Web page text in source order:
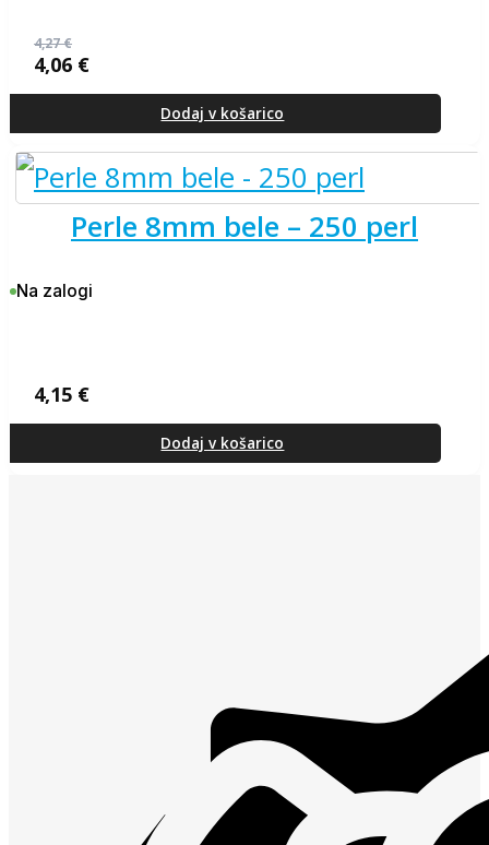
4,27€
cena
4,27 €.
4,06 €
cena
Dodaj v košarico
perle 8mm bele – 250 perl
Na zalogi
4,15 €
Dodaj v košarico